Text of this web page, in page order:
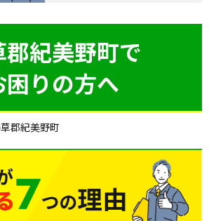
郡紀美野町で
困りの方へ
郡紀美野町